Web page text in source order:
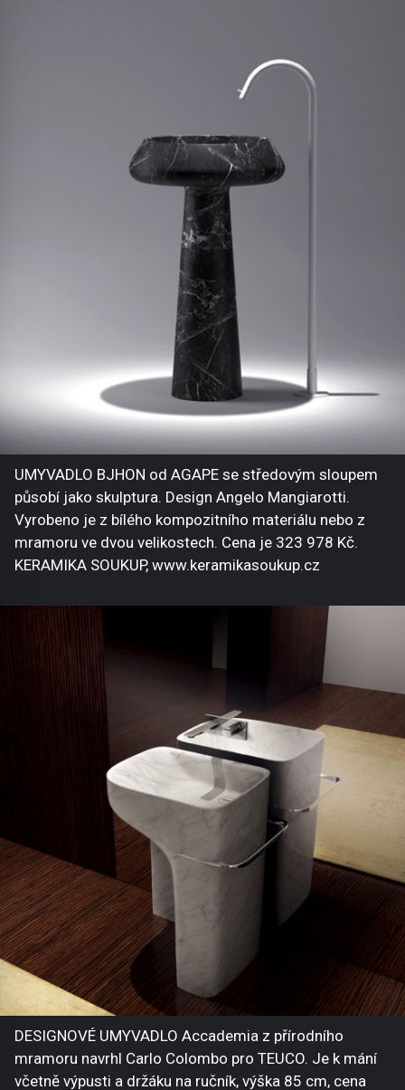
UMYVADLO BJHON od AGAPE se středovým sloupem
působí jako skulptura. Design Angelo Mangiarotti.
Vyrobeno je z bílého kompozitního materiálu nebo z
mramoru ve dvou velikostech. Cena je 323 978 Kč.
KERAMIKA SOUKUP, www.keramikasoukup.cz
DESIGNOVÉ UMYVADLO Accademia z přírodního
mramoru navrhl Carlo Colombo pro TEUCO. Je k mání
včetně výpusti a držáku na ručník, výška 85 cm, cena